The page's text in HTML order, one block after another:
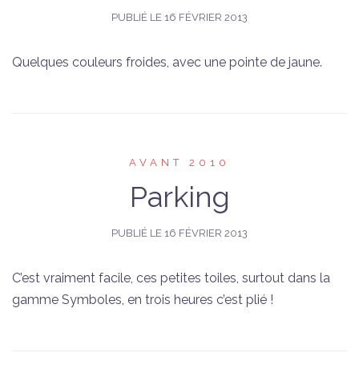
PUBLIÉ LE 16 FÉVRIER 2013
Quelques couleurs froides, avec une pointe de jaune.
AVANT 2010
Parking
PUBLIÉ LE 16 FÉVRIER 2013
C’est vraiment facile, ces petites toiles, surtout dans la
gamme Symboles, en trois heures c’est plié !